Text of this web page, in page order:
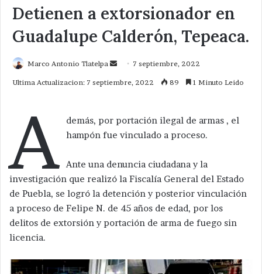
Detienen a extorsionador en
Guadalupe Calderón, Tepeaca.
Marco Antonio Tlatelpa
Send 7 septiembre, 2022
Ultima Actualizacion: 7 septiembre, 2022 89 1 Minuto Leido
A
demás, por portación ilegal de armas , el
hampón fue vinculado a proceso.
Ante una denuncia ciudadana y la
investigación que realizó la Fiscalía General del Estado
de Puebla, se logró la detención y posterior vinculación
a proceso de Felipe N. de 45 años de edad, por los
delitos de extorsión y portación de arma de fuego sin
licencia.